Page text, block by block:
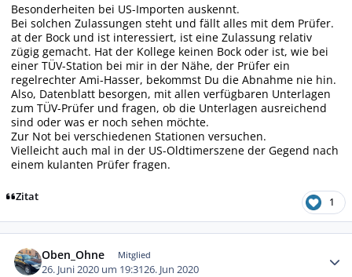
Besonderheiten bei US-Importen auskennt.
Bei solchen Zulassungen steht und fällt alles mit dem Prüfer.
at der Bock und ist interessiert, ist eine Zulassung relativ
zügig gemacht. Hat der Kollege keinen Bock oder ist, wie bei
einer TÜV-Station bei mir in der Nähe, der Prüfer ein
regelrechter Ami-Hasser, bekommst Du die Abnahme nie hin.
Also, Datenblatt besorgen, mit allen verfügbaren Unterlagen
zum TÜV-Prüfer und fragen, ob die Unterlagen ausreichend
sind oder was er noch sehen möchte.
Zur Not bei verschiedenen Stationen versuchen.
Vielleicht auch mal in der US-Oldtimerszene der Gegend nach
einem kulanten Prüfer fragen.
Zitat 1
Oben_Ohne Mitglied
26. Juni 2020 um 19:3126. Jun 2020